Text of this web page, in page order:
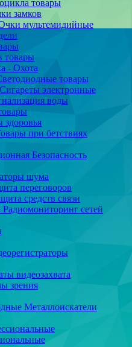
товары
замков
мультемидийные
товары
- Охота
товары
Сигареты электронные
воды
здоровья
при бетствиях
Безопасность
шума
переговоров
средств связи
Радиомониторинг сетей
видеозахвата
зрения
Металлоискатели